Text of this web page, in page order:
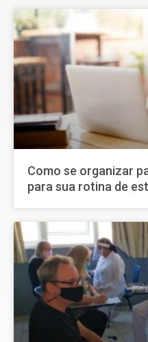
Como se organizar
para sua rotina de